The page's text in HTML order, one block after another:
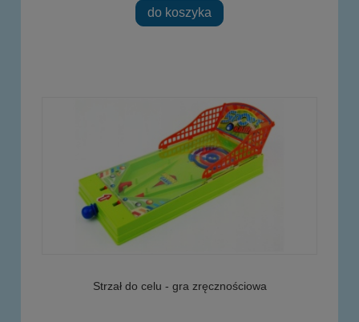
do koszyka
Strzał do celu - gra zręcznościowa